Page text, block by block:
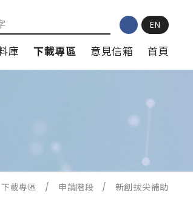
EN
庫 下載專區 意見信箱 首頁
下載專區 / 申請階段 / 新創拔尖補助